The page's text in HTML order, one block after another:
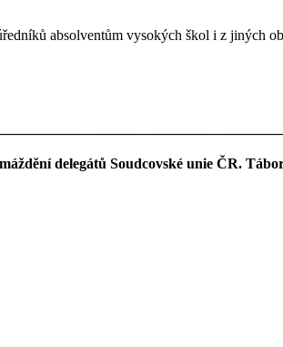
absolventům vysokých škol i z jiných
delegátů Soudcovské unie ČR.